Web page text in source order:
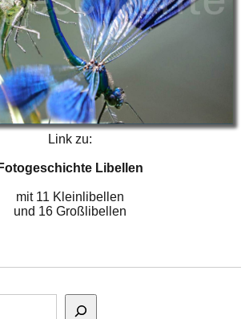
Link zu:
Fotogeschichte Libellen
mit 11 Kleinlibellen
und 16 Großlibellen